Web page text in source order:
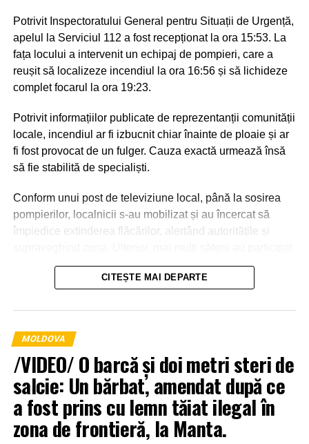
Potrivit Inspectoratului General pentru Situații de Urgență,
apelul la Serviciul 112 a fost recepționat la ora 15:53. La
fața locului a intervenit un echipaj de pompieri, care a
reușit să localizeze incendiul la ora 16:56 și să lichideze
complet focarul la ora 19:23.
Potrivit informațiilor publicate de reprezentanții comunității
locale, incendiul ar fi izbucnit chiar înainte de ploaie și ar
fi fost provocat de un fulger. Cauza exactă urmează însă
să fie stabilită de specialiști.
Conform unui post de televiziune local, până la sosirea
pompierilor, localnicii s-au mobilizat și au încercat să
împiedice extinderea flăcărilor, alertând autoritățile și
la intervenție, punând la dispoziția salvatorilor tehnică
agricolă și transportând apă pentru stingerea incendiului.
CITEȘTE MAI DEPARTE
MOLDOVA
/VIDEO/ O barcă și doi metri steri de
salcie: Un bărbat, amendat după ce
a fost prins cu lemn tăiat ilegal în
zona de frontieră, la Manta.